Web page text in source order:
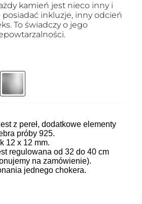
kamień jest nieco inny i
posiadać inkluzje, inny odcień
To świadczy o jego
z pereł, dodatkowe elementy
próby 925.
12 x 12 mm.
regulowana od 32 do 40 cm
na zamówienie).
jednego chokera.